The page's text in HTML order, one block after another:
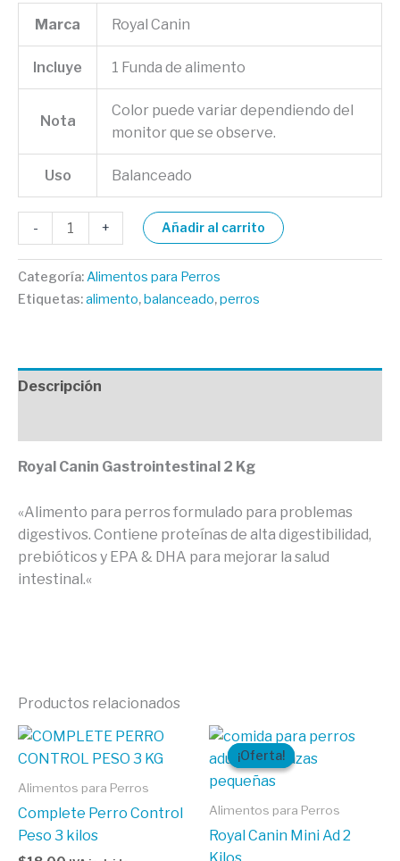
Marca Royal Canin
Incluye 1 Funda de alimento
Nota
Color puede variar dependiendo del
monitor que se observe.
Uso Balanceado
- + Añadir al carrito
Categoría:Alimentos para Perros
Etiquetas:alimento,balanceado,perros
Descripción
Royal Canin Gastrointestinal 2 Kg
«Alimento para perros formulado para problemas
digestivos. Contiene proteínas de alta digestibilidad,
prebióticos y EPA & DHA para mejorar la salud
intestinal.«
Productos relacionados
Alimentos para Perros
Complete Perro Control
Peso 3 kilos
¡Oferta!
¡Oferta!
Alimentos para Perros
Royal Canin Mini Ad 2
El
precio
original
era:
El
precio
actual